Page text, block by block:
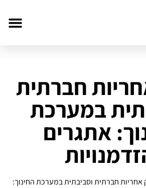
חברתית
במערכת
אתגרים
אחריות חברתית וסביבתית במערכת החינוך: